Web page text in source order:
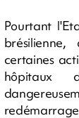
Pourtant
certaines
hôpitaux